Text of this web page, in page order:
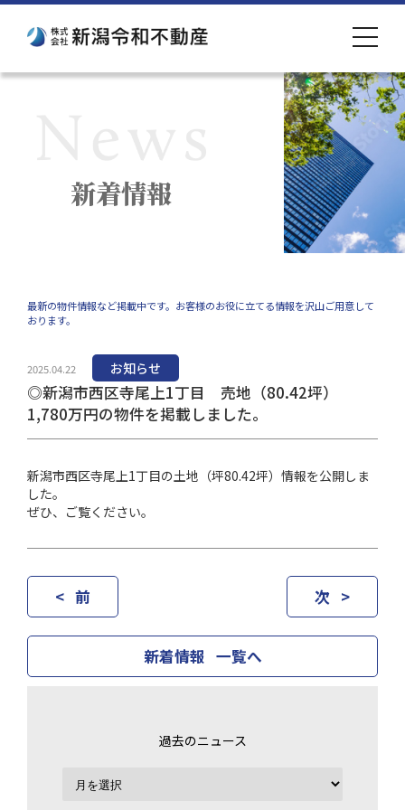
toggle
新着情報
最新の物件情報など掲載中です。お客様のお役に立てる情報を沢山ご用意して
おります。
2025.04.22 お知らせ
◎新潟市西区寺尾上1丁目 売地（80.42坪）
1,780万円の物件を掲載しました。
新潟市西区寺尾上1丁目の土地（坪80.42坪）情報を公開しま
した。
ぜひ、ご覧ください。
< 前 次 >
新着情報 一覧へ
過去のニュース